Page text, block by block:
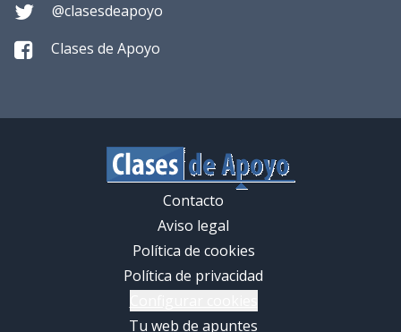
@clasesdeapoyo
Clases de Apoyo
Contacto
Aviso legal
Política de cookies
Política de privacidad
Tu web de apuntes